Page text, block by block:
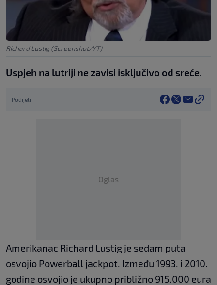
Richard Lustig (Screenshot/YT)
Uspjeh na lutriji ne zavisi isključivo od sreće.
Podijeli
Oglas
Amerikanac Richard Lustig je sedam puta
osvojio Powerball jackpot. Između 1993. i 2010.
godine osvojio je ukupno približno 915.000 eura